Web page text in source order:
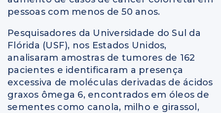
pessoas com menos de 50 anos.
Pesquisadores da Universidade do Sul da
Flórida (USF), nos Estados Unidos,
analisaram amostras de tumores de 162
pacientes e identificaram a presença
excessiva de moléculas derivadas de ácidos
graxos ômega 6, encontrados em óleos de
sementes como canola, milho e girassol,